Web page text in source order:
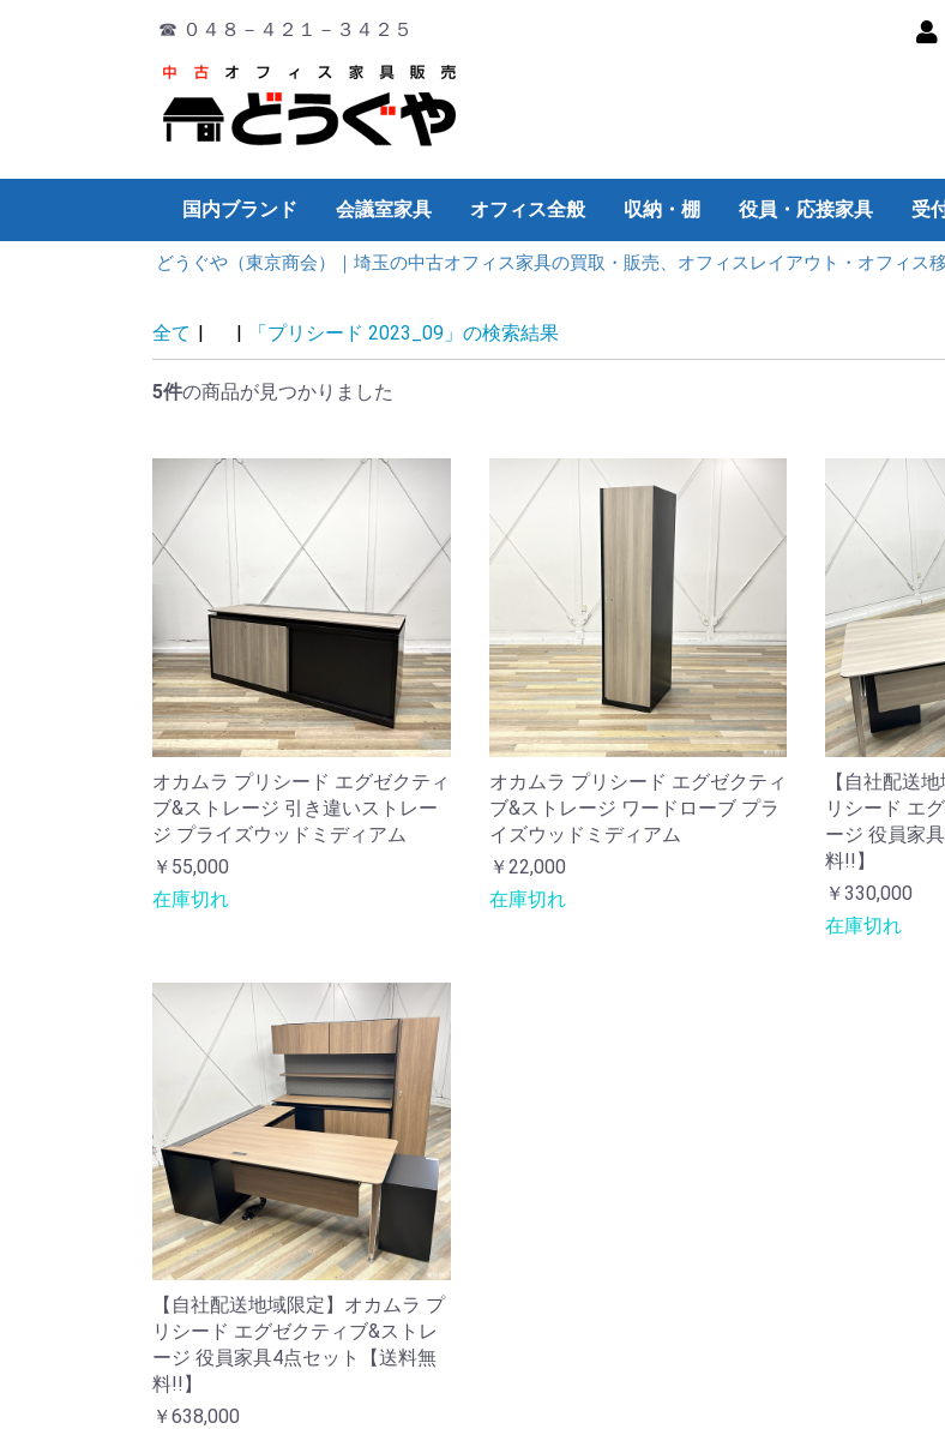
☎ ０４８－４２１－３４２５
国内ブランド
オカムラ デスク
チェア
ワゴン・脇机
会議テーブル
書庫
ロッカー
その他
イトーキ デスク
チェア
ワゴン・脇机
会議テーブル
書庫
ロッカー
その他
コクヨ デスク
チェア
ワゴン・脇机
会議テーブル
書庫
ロッカー
その他
PLUS チェア
デスク
ワゴン・脇机
会議テーブル
書庫
ロッカー
その他
ウチダ デスク
チェア
ワゴン・脇机
会議テーブル
書庫
ロッカー
その他
TOYO デスク
チェア
ワゴン・脇机
会議テーブル
書庫
ロッカー
その他
その他
会議室家具
ミーティングチェア キャスター付
キャスターなし
ミーティングテーブル カウンターテーブル
大型会議テーブル
折りたたみテーブル
ラウンドテーブル
スクエアテーブル
演台
折り畳み
会議サポートツール
オフィス全般
デスクチェア エグゼクティブチェア
肘なしデスクチェア
肘付デスクチェア
チェア用パーツ
片袖デスク 片袖机 旧JIS
片袖机 W1400
片袖机 W1200
片袖机 W1100
片袖机 W1000
両袖デスク 両袖机 旧JIS
両袖机 W1600
両袖机 W1400
平デスク 平机 W800
平机 旧JIS
平机W1800
平机W1600
平机W1500
平机W1400
平机W1200
平机W1100
平机W1000
システムデスク L型机
平机
片袖机
両袖机
折り畳み机
Ｌ型デスク L型机 W2200
L型机 W1800
L型机 W1600
L型机 W1200
ワゴン・脇机 脇机
インサイドワゴン
パーティション
ホワイトボード 脚付きタイプ
壁掛けタイプ
OA機器
オフィス家電
その他
厨房機器
収納・棚
ロッカー/靴箱 衣類ロッ
備品ロッ
靴 箱
書庫/キャビネット マップケ
オープン
レターケ
ユニット
ラテラ
引違い書
両開き書
ファイ
スチール
役員・応接家具
応接用家具
応接会議机・椅子
応接セット
エグゼクティブ家具
受
小
カ
ロ
どうぐや（東京商会）｜埼玉の中古オフィス家具の買取・販売、オフィスレイアウト・オフィス移
全て | | 「プリシード 2023_09」の検索結果
5件の商品が見つかりました
オカムラ プリシード エグゼクティ
ブ&ストレージ 引き違いストレー
ジ プライズウッドミディアム
￥55,000
在庫切れ
オカムラ プリシード エグゼクティ
ブ&ストレージ ワードローブ プラ
イズウッドミディアム
￥22,000
在庫切れ
【自社配送
リシード エ
ージ 役員家
料!!】
￥330,000
在庫切れ
【自社配送地域限定】オカムラ プ
リシード エグゼクティブ&ストレ
ージ 役員家具4点セット【送料無
料!!】
￥638,000